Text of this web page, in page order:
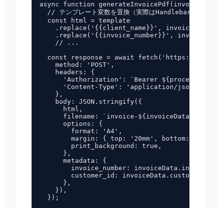
async function
// テンプレート変数を置換（実際はHandlebarsやEJSを
  const html = template
.replace('{{client_name}}',
.replace('{{invoice_number}}',
    // ...
const response = await fetch('https://
    method: 'POST',
    headers: {
'Authorization': `Bearer
      'Content-Type': 'application/json',
    },
    body: JSON.stringify({
      html,
filename: `invoice-
      options: {
        format: 'A4',
margin: { top: '20mm', bottom:
        print_background: true,
      },
      metadata: {
invoice_number:
        customer_id: invoiceData.customerId,
      },
    }),
  });